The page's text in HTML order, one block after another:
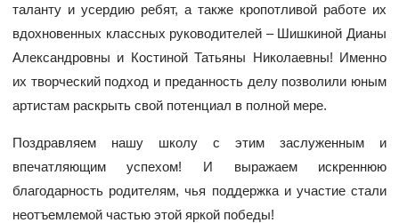
таланту и усердию ребят, а также кропотливой работе их
вдохновенных классных руководителей – Шишкиной Дианы
Александровны и Костиной Татьяны Николаевны! Именно
их творческий подход и преданность делу позволили юным
артистам раскрыть свой потенциал в полной мере.
Поздравляем нашу школу с этим заслуженным и
впечатляющим успехом! И выражаем искреннюю
благодарность родителям, чья поддержка и участие стали
неотъемлемой частью этой яркой победы!